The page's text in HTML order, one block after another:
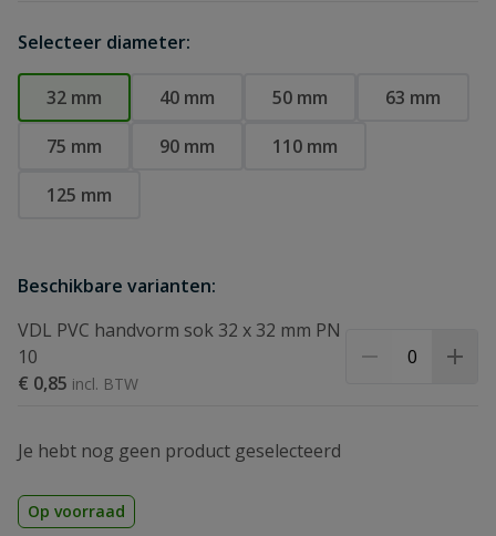
Selecteer diameter:
32 mm 40 mm 50 mm
63 mm
75 mm
90 mm
110 mm
125 mm
Beschikbare varianten:
VDL PVC handvorm sok 32 x 32 mm PN
10
€ 0,85
Je hebt nog geen product geselecteerd
Op voorraad